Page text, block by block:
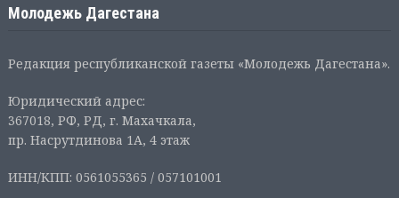
Молодежь Дагестана
Редакция республиканской газеты «Молодежь Дагестана».
Юридический адрес:
367018, РФ, РД, г. Махачкала,
пр. Насрутдинова 1А, 4 этаж
ИНН/КПП: 0561055365 / 057101001